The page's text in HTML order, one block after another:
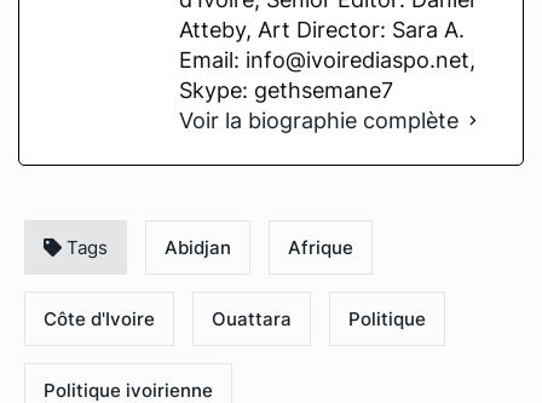
Atteby, Art Director: Sara A.
Email: info@ivoirediaspo.net,
Skype: gethsemane7
Voir la biographie complète
Tags Abidjan Afrique
Côte d'Ivoire Ouattara Politique
Politique ivoirienne